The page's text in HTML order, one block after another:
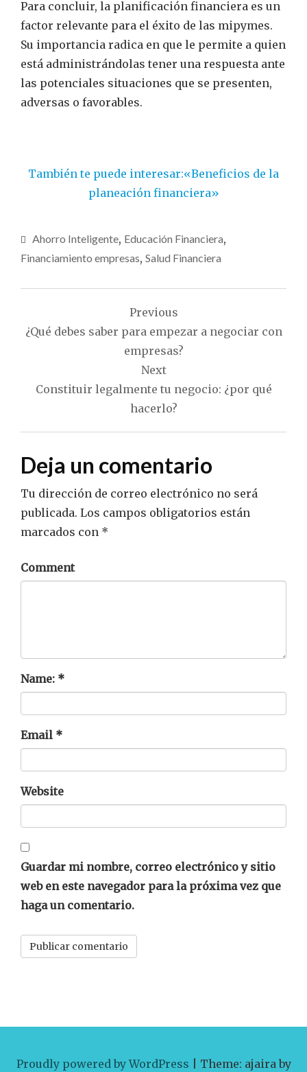
Para concluir, la planificación financiera es un
factor relevante para el éxito de las mipymes.
Su importancia radica en que le permite a quien
está administrándolas tener una respuesta ante
las potenciales situaciones que se presenten,
adversas o favorables.
También te puede interesar:«Beneficios de la
planeación financiera»
Ahorro Inteligente, Educación Financiera,
Financiamiento empresas, Salud Financiera
Navegación
de
Previous
¿Qué debes saber para empezar a negociar con
empresas?
Next
Constituir legalmente tu negocio: ¿por qué
hacerlo?
Deja un comentario
Tu dirección de correo electrónico no será
publicada. Los campos obligatorios están
marcados con *
Comment
Name: *
Email *
Website
Guardar mi nombre, correo electrónico y sitio
web en este navegador para la próxima vez que
haga un comentario.
Proudly powered by WordPress Theme: ajaira by